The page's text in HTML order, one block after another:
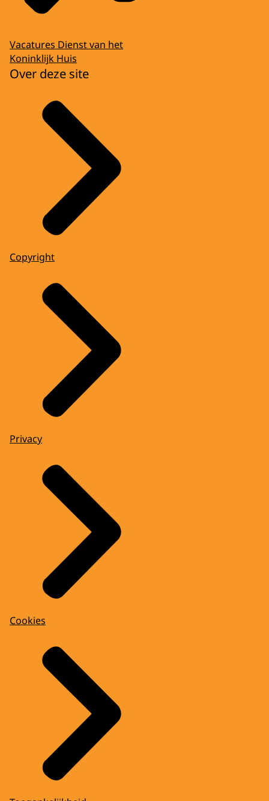
Vacatures Dienst van het
Koninklijk Huis
Over deze site
Copyright
Privacy
Cookies